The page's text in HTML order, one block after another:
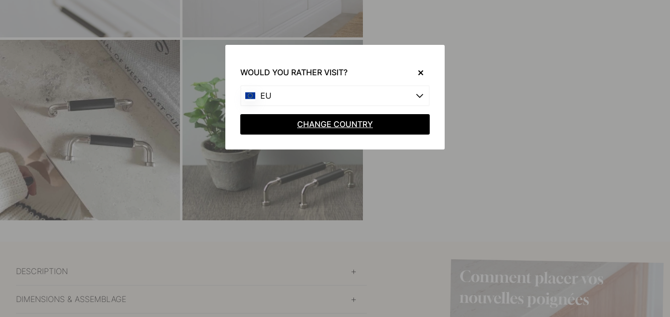
DESCRIPTION
DIMENSIONS & ASSEMBLAGE
WOULD YOU RATHER VISIT?
EU
CHANGE COUNTRY